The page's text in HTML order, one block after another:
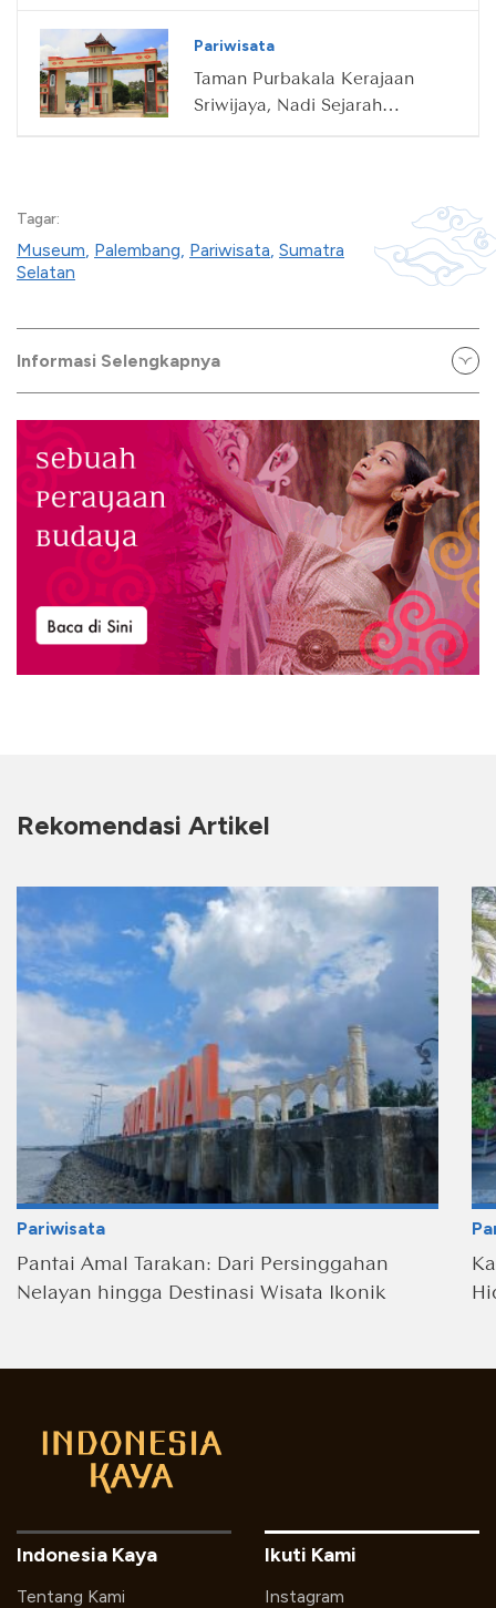
Pariwisata
Taman Purbakala Kerajaan
Sriwijaya, Nadi Sejarah
Tagar:
Museum, Palembang, Pariwisata, Sumatra
Selatan
Informasi Selengkapnya
Rekomendasi Artikel
Pariwisata
Pantai Amal Tarakan: Dari Persinggahan
Nelayan hingga Destinasi Wisata Ikonik
Indonesia Kaya
Tentang Kami
Ikuti Kami
Instagram